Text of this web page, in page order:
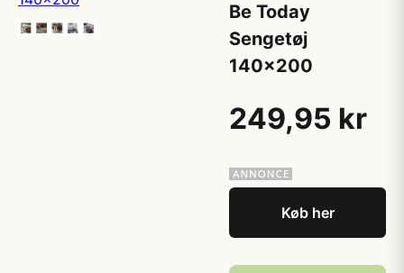
Be Today
Sengetøj
140x200
249,95 kr
Køb her